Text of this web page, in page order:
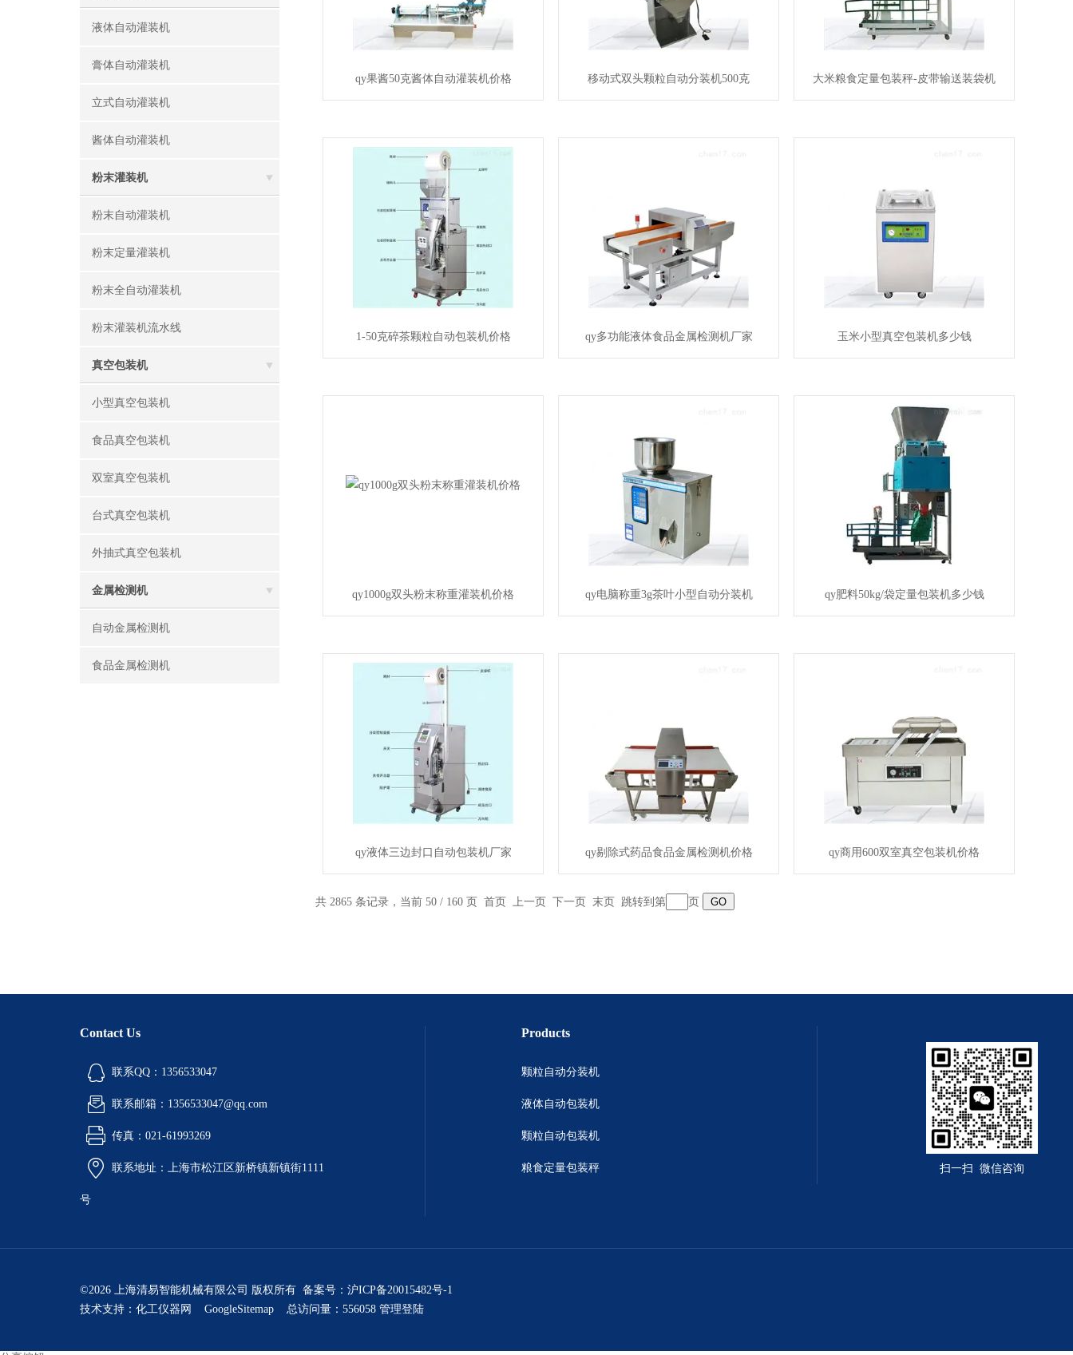
液体自动灌装机
膏体自动灌装机
立式自动灌装机
酱体自动灌装机
粉末灌装机
粉末自动灌装机
粉末定量灌装机
粉末全自动灌装机
粉末灌装机流水线
真空包装机
小型真空包装机
食品真空包装机
双室真空包装机
台式真空包装机
外抽式真空包装机
金属检测机
自动金属检测机
食品金属检测机
qy果酱50克酱体自动灌装机价格 移动式双头颗粒自动分装机500克 大米粮食定量包装秤-皮带输送装袋机
1-50克碎茶颗粒自动包装机价格 qy多功能液体食品金属检测机厂家 玉米小型真空包装机多少钱
qy1000g双头粉末称重灌装机价格 qy电脑称重3g茶叶小型自动分装机 qy肥料50kg/袋定量包装机多少钱
qy液体三边封口自动包装机厂家 qy剔除式药品食品金属检测机价格 qy商用600双室真空包装机价格
共 2865 条记录，当前 50 / 160 页 首页 上一页 下一页 末页 跳转到第 页
Contact Us
联系QQ：1356533047
联系邮箱：1356533047@qq.com
传真：021-61993269
联系地址：上海市松江区新桥镇新镇街1111
号
Products
颗粒自动分装机
液体自动包装机
颗粒自动包装机
粮食定量包装秤 扫一扫 微信咨询
©2026 上海清易智能机械有限公司 版权所有 备案号： 沪ICP备20015482号-1
技术支持： 化工仪器网 GoogleSitemap 总访问量：556058 管理登陆